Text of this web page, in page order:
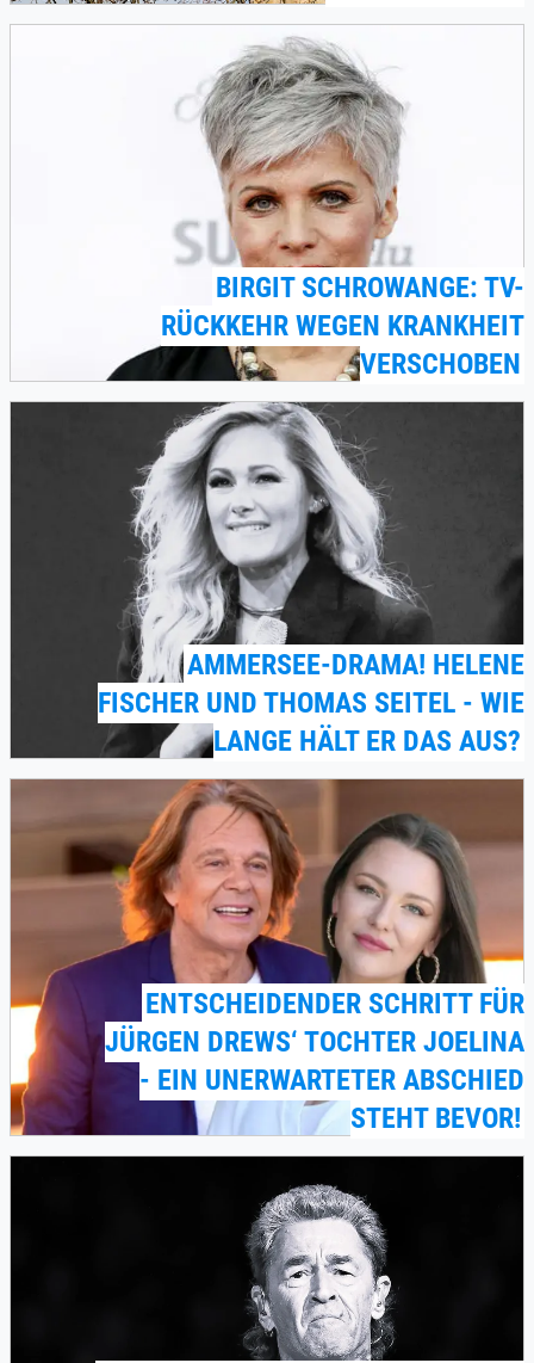
BIRGIT SCHROWANGE: TV-
RÜCKKEHR WEGEN KRANKHEIT
VERSCHOBEN
AMMERSEE-DRAMA! HELENE
FISCHER UND THOMAS SEITEL - WIE
LANGE HÄLT ER DAS AUS?
ENTSCHEIDENDER SCHRITT FÜR
JÜRGEN DREWS‘ TOCHTER JOELINA
- EIN UNERWARTETER ABSCHIED
STEHT BEVOR!